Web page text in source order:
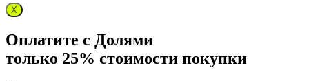
X
Оплатите с Долями
только 25% стоимости покупки